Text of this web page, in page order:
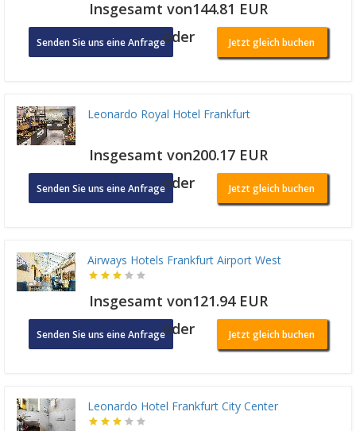
Insgesamt von144.81 EUR
Senden Sie uns eine Anfrageoder Jetzt gleich buchen
Leonardo Royal Hotel Frankfurt
Insgesamt von200.17 EUR
Senden Sie uns eine Anfrageoder Jetzt gleich buchen
Airways Hotels Frankfurt Airport West
Insgesamt von121.94 EUR
Senden Sie uns eine Anfrageoder Jetzt gleich buchen
Leonardo Hotel Frankfurt City Center